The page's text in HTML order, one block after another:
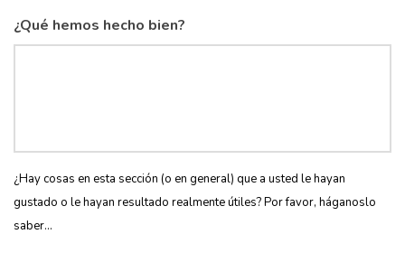
¿Qué hemos hecho bien?
¿Hay cosas en esta sección (o en general) que a usted le hayan
gustado o le hayan resultado realmente útiles? Por favor, háganoslo
saber...